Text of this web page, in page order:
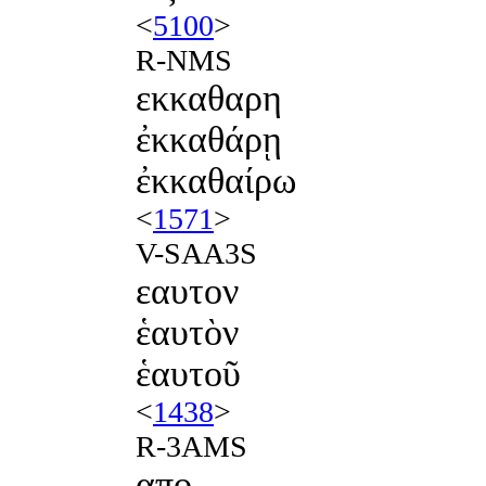
<5100>
R-NMS
εκκαθαρη
ἐκκαθάρῃ
ἐκκαθαίρω
<1571>
V-SAA3S
εαυτον
ἑαυτὸν
ἑαυτοῦ
<1438>
R-3AMS